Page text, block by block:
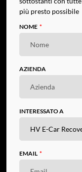
più presto possibile
NOME
AZIENDA
INTERESSATO A
EMAIL